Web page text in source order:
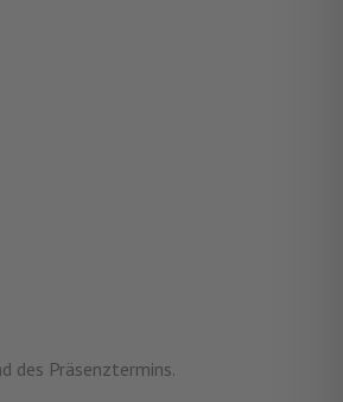
des Präsenztermins.